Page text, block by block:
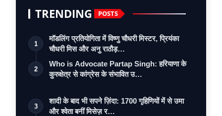
TRENDING POSTS
1
मॉडलिंग प्रतियोगिता में विष्णु चौधरी मिस्टर, प्रियंका
चौधरी मिस और अनु राठौड़…
2
Who is Advocate Partap Singh: हरियाणा के
कुरुक्षेत्र से कांग्रेस के संभावित उ…
3
शादी के बाद भी सपने ज़िंदा: 1700 गृहिणियों में से उमा
और श्वेता बनीं मिसेज़ र…